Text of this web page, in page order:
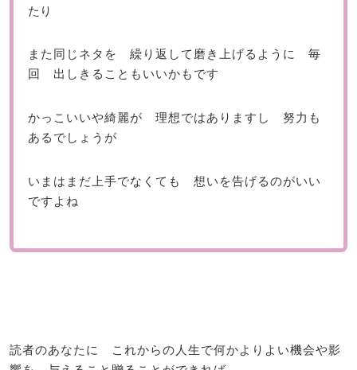
たり
また同じネタを 繰り返して磨き上げるように 毎
回 出しきることもいいかもです
かっこいいや綺麗が 理想ではありますし 努力も
あるでしょうが
いまはまだ上手でなくても 想いを告げるのがいい
ですよね
読者のあなたに これからの人生で何かよりよい機会や影